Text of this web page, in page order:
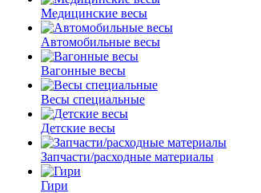
Медицинские весы
Автомобильные весы
Вагонные весы
Весы специальные
Детские весы
Запчасти/расходные материалы
Гири